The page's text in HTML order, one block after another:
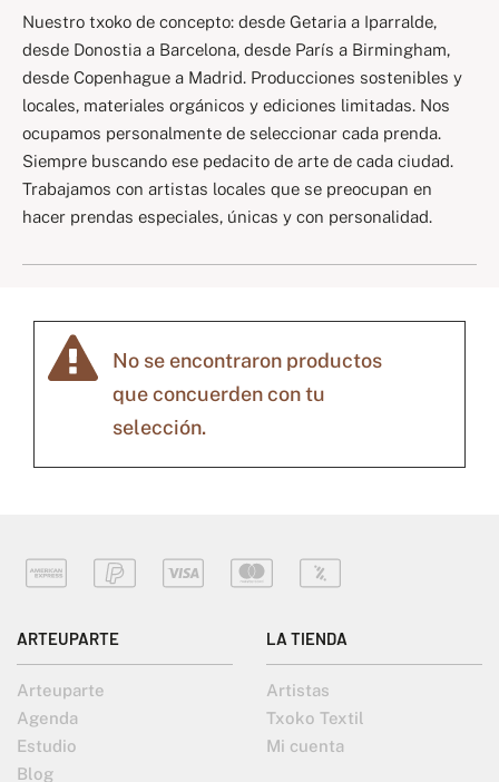
Nuestro txoko de concepto: desde Getaria a Iparralde,
desde Donostia a Barcelona, desde París a Birmingham,
desde Copenhague a Madrid. Producciones sostenibles y
locales, materiales orgánicos y ediciones limitadas. Nos
ocupamos personalmente de seleccionar cada prenda.
Siempre buscando ese pedacito de arte de cada ciudad.
Trabajamos con artistas locales que se preocupan en
hacer prendas especiales, únicas y con personalidad.
No se encontraron productos
que concuerden con tu
selección.
ARTEUPARTE
Arteuparte
Agenda
Estudio
Blog
LA TIENDA
Artistas
Txoko Textil
Mi cuenta